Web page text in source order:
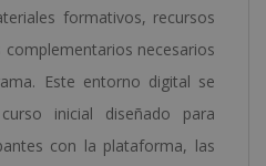
formativos, recursos
necesarios
Este entorno digital se
inicial diseñado para
con la plataforma, las